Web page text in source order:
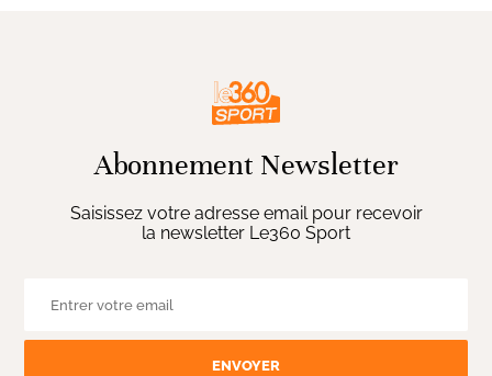
Abonnement Newsletter
Saisissez votre adresse email pour recevoir
la newsletter Le360 Sport
ENVOYER